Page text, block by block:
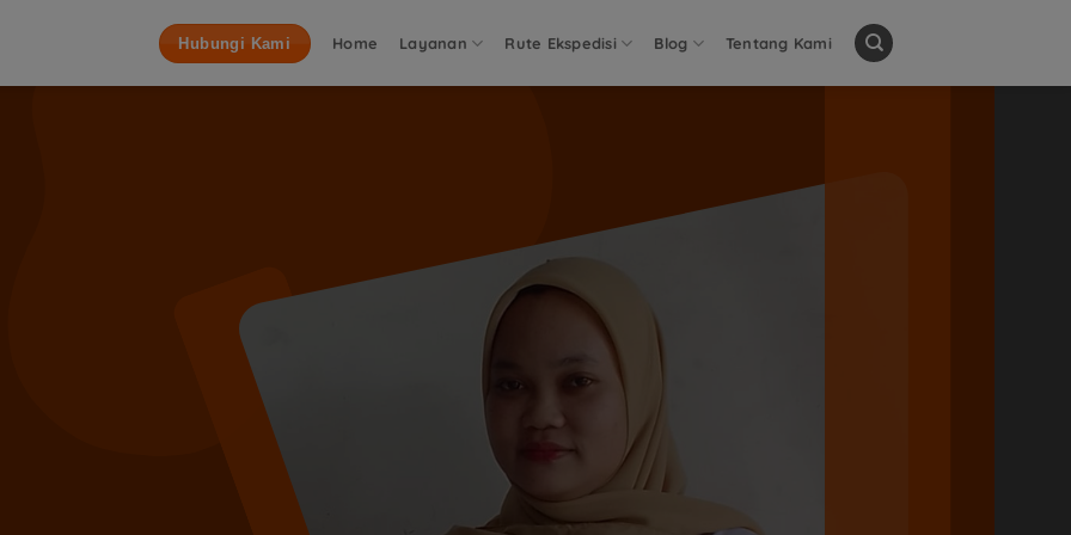
Hubungi Kami Home Layanan Rute Ekspedisi Blog Tentang Kami
Terpercaya Dengan Layanan
Konsultasi Sekarang!